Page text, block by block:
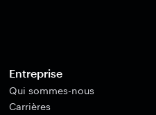
Entreprise
Qui sommes-nous
Carrières